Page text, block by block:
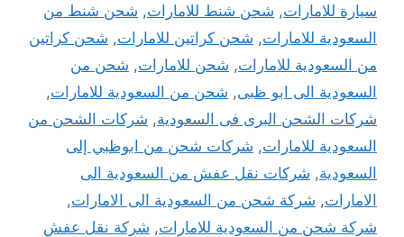
سيارة للامارات, شحن شنط للامارات, شحن شنط من
السعودية للامارات, شحن كراتين للامارات, شحن كراتين
من السعودية للامارات, شحن للامارات, شحن من
السعودية الى ابو ظبى, شحن من السعودية للامارات,
شركات الشحن البرى فى السعودية, شركات الشحن من
السعودية للامارات, شركات شحن من ابوظبي إلى
السعودية, شركات نقل عفش من السعودية الى
الامارات, شركة شحن من السعودية الى الامارات,
شركة شحن من السعودية للامارات, شركة نقل عفش